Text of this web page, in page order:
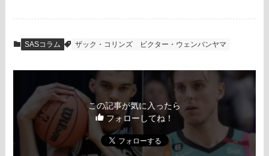
SASコラム ザック・コリンズ ビクター・ウェンバンヤマ
この記事が気に入ったら
フォローしてね！